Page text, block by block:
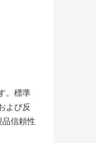
。標準
よび反
信頼性